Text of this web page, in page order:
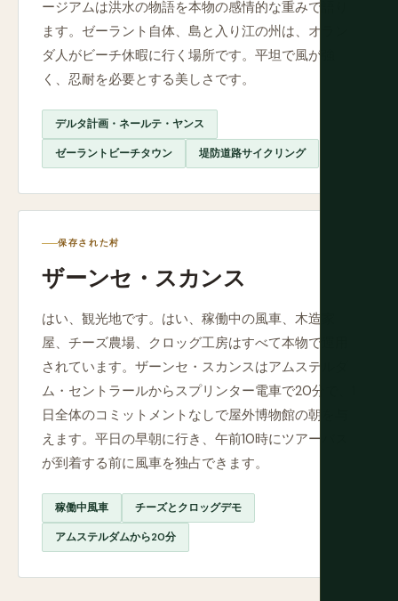
ージアムは洪水の物語を本物の感情的な重みで語り
ます。ゼーラント自体、島と入り江の州は、オラン
ダ人がビーチ休暇に行く場所です。平坦で風が強
く、忍耐を必要とする美しさです。
デルタ計画・ネールテ・ヤンス
ゼーラントビーチタウン 堤防道路サイクリング
保存された村
ザーンセ・スカンス
はい、観光地です。はい、稼働中の風車、木造家
屋、チーズ農場、クロッグ工房はすべて本物で運用
されています。ザーンセ・スカンスはアムステルダ
ム・セントラールからスプリンター電車で20分で、1
日全体のコミットメントなしで屋外博物館の朝を与
えます。平日の早朝に行き、午前10時にツアーバス
が到着する前に風車を独占できます。
稼働中風車 チーズとクロッグデモ
アムステルダムから20分